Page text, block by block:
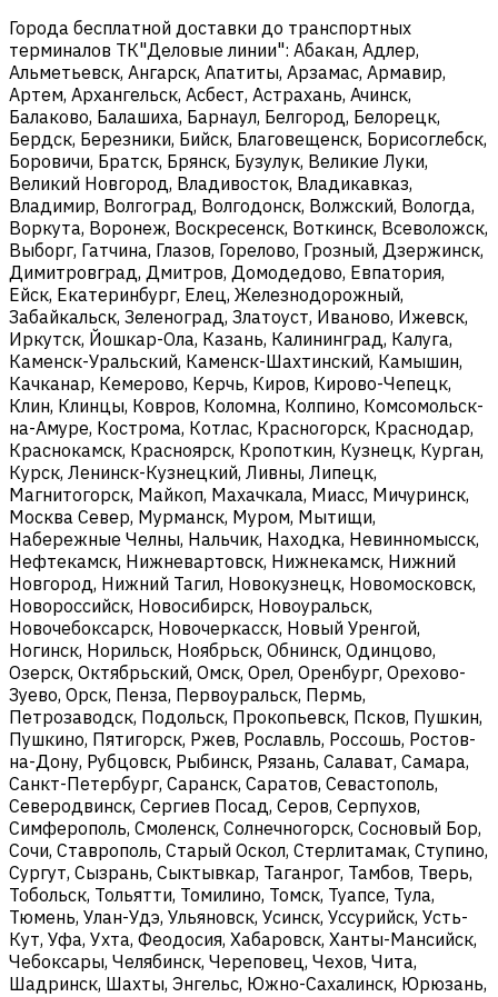
Города бесплатной доставки до транспортных
терминалов ТК"Деловые линии": Абакан, Адлер,
Альметьевск, Ангарск, Апатиты, Арзамас, Армавир,
Артем, Архангельск, Асбест, Астрахань, Ачинск,
Балаково, Балашиха, Барнаул, Белгород, Белорецк,
Бердск, Березники, Бийск, Благовещенск, Борисоглебск,
Боровичи, Братск, Брянск, Бузулук, Великие Луки,
Великий Новгород, Владивосток, Владикавказ,
Владимир, Волгоград, Волгодонск, Волжский, Вологда,
Воркута, Воронеж, Воскресенск, Воткинск, Всеволожск,
Выборг, Гатчина, Глазов, Горелово, Грозный, Дзержинск,
Димитровград, Дмитров, Домодедово, Евпатория,
Ейск, Екатеринбург, Елец, Железнодорожный,
Забайкальск, Зеленоград, Златоуст, Иваново, Ижевск,
Иркутск, Йошкар-Ола, Казань, Калининград, Калуга,
Каменск-Уральский, Каменск-Шахтинский, Камышин,
Качканар, Кемерово, Керчь, Киров, Кирово-Чепецк,
Клин, Клинцы, Ковров, Коломна, Колпино, Комсомольск-
на-Амуре, Кострома, Котлас, Красногорск, Краснодар,
Краснокамск, Красноярск, Кропоткин, Кузнецк, Курган,
Курск, Ленинск-Кузнецкий, Ливны, Липецк,
Магнитогорск, Майкоп, Махачкала, Миасс, Мичуринск,
Москва Север, Мурманск, Муром, Мытищи,
Набережные Челны, Нальчик, Находка, Невинномысск,
Нефтекамск, Нижневартовск, Нижнекамск, Нижний
Новгород, Нижний Тагил, Новокузнецк, Новомосковск,
Новороссийск, Новосибирск, Новоуральск,
Новочебоксарск, Новочеркасск, Новый Уренгой,
Ногинск, Норильск, Ноябрьск, Обнинск, Одинцово,
Озерск, Октябрьский, Омск, Орел, Оренбург, Орехово-
Зуево, Орск, Пенза, Первоуральск, Пермь,
Петрозаводск, Подольск, Прокопьевск, Псков, Пушкин,
Пушкино, Пятигорск, Ржев, Рославль, Россошь, Ростов-
на-Дону, Рубцовск, Рыбинск, Рязань, Салават, Самара,
Санкт-Петербург, Саранск, Саратов, Севастополь,
Северодвинск, Сергиев Посад, Серов, Серпухов,
Симферополь, Смоленск, Солнечногорск, Сосновый Бор,
Сочи, Ставрополь, Старый Оскол, Стерлитамак, Ступино,
Сургут, Сызрань, Сыктывкар, Таганрог, Тамбов, Тверь,
Тобольск, Тольятти, Томилино, Томск, Туапсе, Тула,
Тюмень, Улан-Удэ, Ульяновск, Усинск, Уссурийск, Усть-
Кут, Уфа, Ухта, Феодосия, Хабаровск, Ханты-Мансийск,
Чебоксары, Челябинск, Череповец, Чехов, Чита,
Шадринск, Шахты, Энгельс, Южно-Сахалинск, Юрюзань,